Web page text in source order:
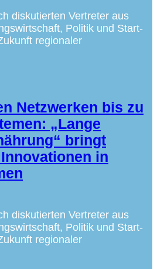
diskutierten Vertreter aus
Politik und Start-
regionaler
Netzwerken bis zu
„Lange
bringt
in
diskutierten Vertreter aus
Politik und Start-
regionaler